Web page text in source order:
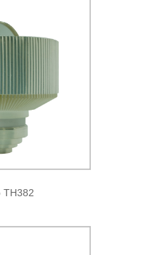
TH382